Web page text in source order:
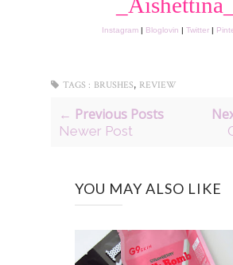
Instagram | Bloglovin |Twitter |
TAGS : BRUSHES, REVIEW
← Previous Posts
Newer Post
YOU MAY ALSO LIKE